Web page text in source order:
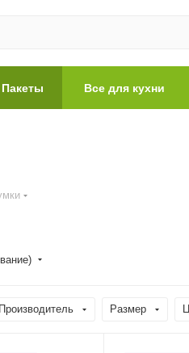
Пакеты Все для кухни
Производитель Размер